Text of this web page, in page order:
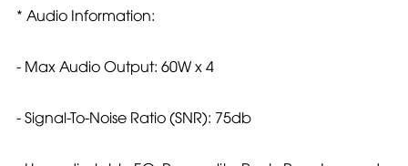
* Audio Information:
- Max Audio Output: 60W x 4
- Signal-To-Noise Ratio (SNR): 75db